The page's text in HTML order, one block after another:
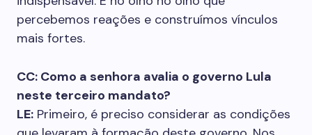
percebemos reações e construímos vínculos
mais fortes.
CC: Como a senhora avalia o governo Lula
neste terceiro mandato?
LE: Primeiro, é preciso considerar as condições